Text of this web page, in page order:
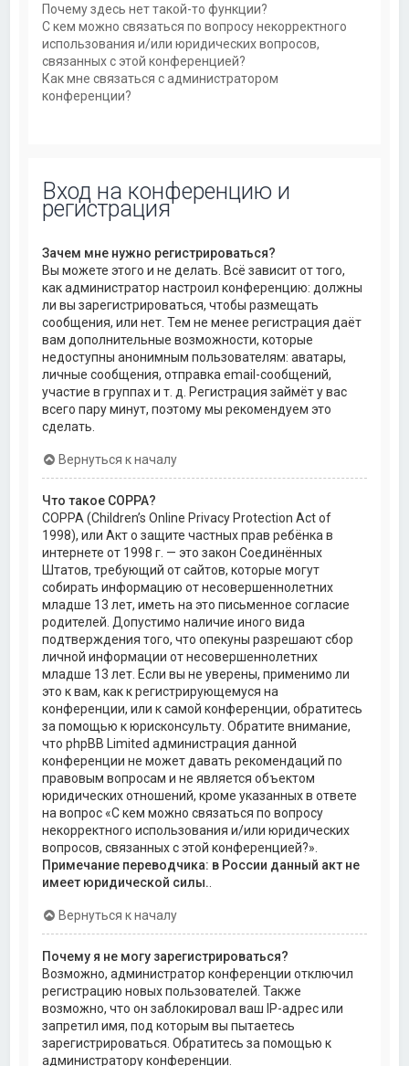
Почему здесь нет такой-то функции?
С кем можно связаться по вопросу некорректного
использования и/или юридических вопросов,
связанных с этой конференцией?
Как мне связаться с администратором
конференции?
Вход на конференцию и
регистрация
Зачем мне нужно регистрироваться?
Вы можете этого и не делать. Всё зависит от того,
как администратор настроил конференцию: должны
ли вы зарегистрироваться, чтобы размещать
сообщения, или нет. Тем не менее регистрация даёт
вам дополнительные возможности, которые
недоступны анонимным пользователям: аватары,
личные сообщения, отправка email-сообщений,
участие в группах и т. д. Регистрация займёт у вас
всего пару минут, поэтому мы рекомендуем это
сделать.
Вернуться к началу
Что такое COPPA?
COPPA (Children’s Online Privacy Protection Act of
1998), или Акт о защите частных прав ребёнка в
интернете от 1998 г. — это закон Соединённых
Штатов, требующий от сайтов, которые могут
собирать информацию от несовершеннолетних
младше 13 лет, иметь на это письменное согласие
родителей. Допустимо наличие иного вида
подтверждения того, что опекуны разрешают сбор
личной информации от несовершеннолетних
младше 13 лет. Если вы не уверены, применимо ли
это к вам, как к регистрирующемуся на
конференции, или к самой конференции, обратитесь
за помощью к юрисконсульту. Обратите внимание,
что phpBB Limited администрация данной
конференции не может давать рекомендаций по
правовым вопросам и не является объектом
юридических отношений, кроме указанных в ответе
на вопрос «С кем можно связаться по вопросу
некорректного использования и/или юридических
вопросов, связанных с этой конференцией?».
Примечание переводчика: в России данный акт не
имеет юридической силы.
Вернуться к началу
Почему я не могу зарегистрироваться?
Возможно, администратор конференции отключил
регистрацию новых пользователей. Также
возможно, что он заблокировал ваш IP-адрес или
запретил имя, под которым вы пытаетесь
зарегистрироваться. Обратитесь за помощью к
администратору конференции.